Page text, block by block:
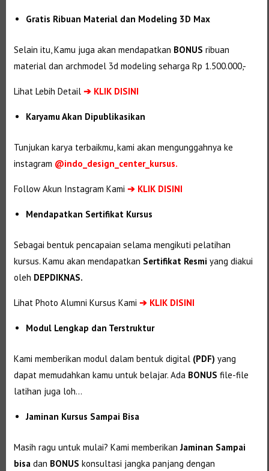
Gratis Ribuan Material dan Modeling 3D Max
Selain itu, Kamu juga akan mendapatkan BONUS ribuan
material danarchmodel 3d modeling seharga Rp 1.500.000,-
Lihat Lebih Detail➔ KLIK DISINI
Karyamu Akan Dipublikasikan
Tunjukan karya terbaikmu, kami akan mengunggahnya ke
instagram @indo_design_center_kursus.
Follow Akun Instagram Kami➔ KLIK DISINI
Mendapatkan Sertifikat Kursus
Sebagai bentuk pencapaian selama mengikuti pelatihan
kursus. Kamu akan mendapatkan Sertifikat Resmi yang diakui
oleh DEPDIKNAS.
Lihat Photo Alumni Kursus Kami➔ KLIK DISINI
Modul Lengkap dan Terstruktur
Kami memberikan modul dalam bentuk digital (PDF) yang
dapat memudahkan kamu untuk belajar. Ada BONUS file-file
latihan juga loh…
Jaminan Kursus Sampai Bisa
Masih ragu untuk mulai? Kami memberikanJaminan Sampai
bisa dan BONUS konsultasi jangka panjang dengan